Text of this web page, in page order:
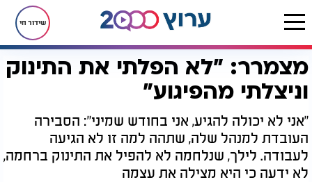
שידור חי
דף הבית יהדות
מצמרר: "לא הפלתי את התינוק
וניצלתי מהפיגוע"
"אני לא יכולה להגיע, אני בחודש שמיני": הסבירה
העובדת למנהל שלה, שתהה למה זו לא הגיעה
לעבודה. לילך, שנלחמה לא להפיל את התינוק ברחמה,
לא ידעה כי היא מצילה את עצמה